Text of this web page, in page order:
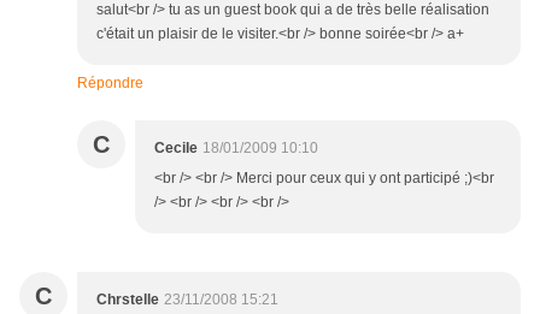
salut<br /> tu as un guest book qui a de très belle réalisation
c'était un plaisir de le visiter.<br /> bonne soirée<br /> a+
Répondre
C Cecile 18/01/2009 10:10
<br /> <br /> Merci pour ceux qui y ont participé ;)<br
/> <br /> <br /> <br />
C Chrstelle 23/11/2008 15:21